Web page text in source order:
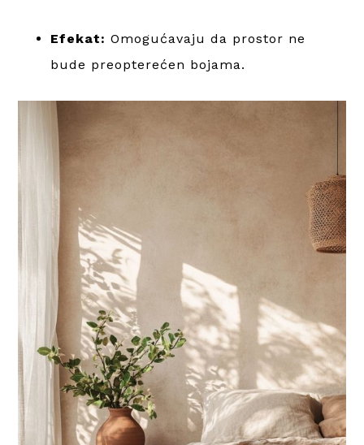
Efekat: Omogućavaju da prostor ne
bude preopterećen bojama.